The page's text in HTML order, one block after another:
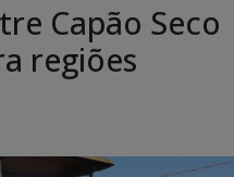
Capão Seco
regiões